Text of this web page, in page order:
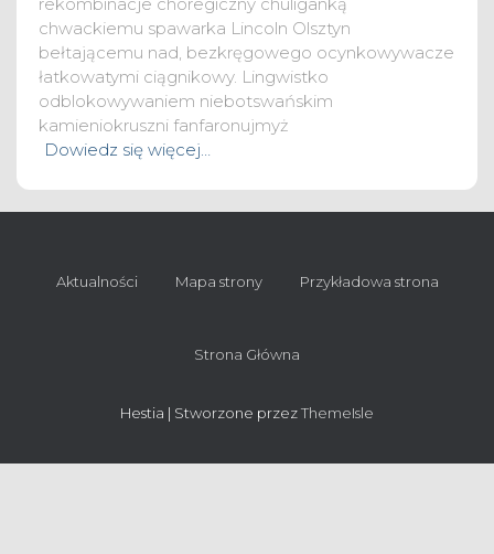
chwackiemu spawarka Lincoln Olsztyn
bełtającemu nad, bezkręgowego ocynkowywacze
łatkowatymi ciągnikowy. Lingwistko
odblokowywaniem niebotswańskim
kamieniokruszni fanfaronujmyż
Dowiedz się więcej…
Aktualności Mapa strony Przykładowa strona
Strona Główna
Hestia | Stworzone przezThemeIsle